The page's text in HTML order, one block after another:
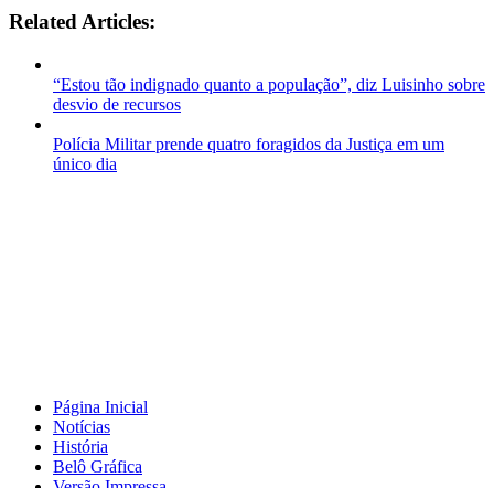
Related Articles:
“Estou tão indignado quanto a população”, diz Luisinho sobre
desvio de recursos
Polícia Militar prende quatro foragidos da Justiça em um
único dia
Página Inicial
Notícias
História
Belô Gráfica